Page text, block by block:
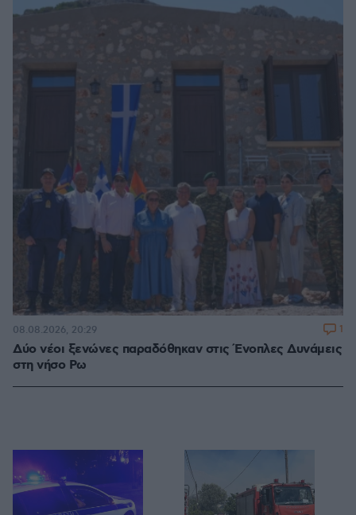
Δύο νέοι ξενώνες παραδόθηκαν στις Ένοπλες Δυνάμεις
στη νήσο Ρω
08.08.2026, 20:29 1